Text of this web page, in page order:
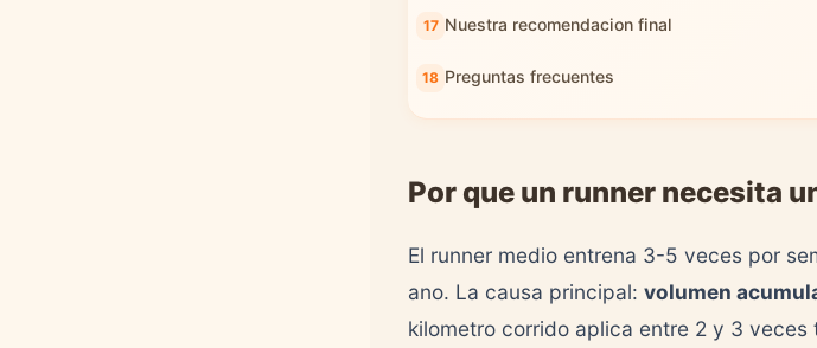
Nuestra recomendacion final
Preguntas frecuentes
Por que un runner necesita
El runner medio entrena 3-5 veces por
ano. La causa principal: volumen
kilometro corrido aplica entre 2 y 3